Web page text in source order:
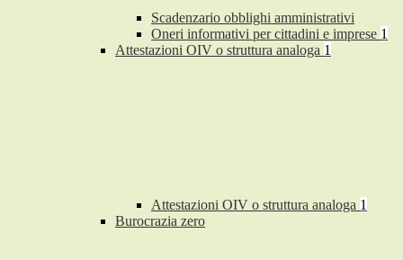
Scadenzario obblighi amministrativi
Oneri informativi per cittadini e imprese 1
Attestazioni OIV o struttura analoga 1
Attestazioni OIV o struttura analoga 1
Burocrazia zero